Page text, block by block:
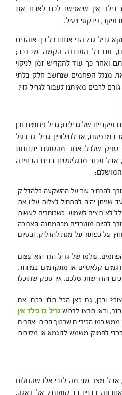
בילד אין שיאפשר לכם לארח את
פרקטי ויעיל.
גז? הרי אנחנו כל כך אוהבים
עם כל העבודה הקשה שבדבר;
ואחר כך עוד להקדיש זמן לניקוי
את מנגל הפחמים שנחשב חלק בלתי
לרבים מאיתנו לעבור לגריל גז?
עיקריים של גרילים; גריל פחמים וכן
במרפסת, או לחילופין גריל גז רגיל
ספק שלכל אחד מהסוגים יתרונות
אבל עבור מנגליסטים רבים הבחירה
המושלם:
להרחיב עוד על ההשקעה בלהדליק
שניתן יהיה להתחיל לצלות עליו את
לא רוצים לשמוע. כשבוחרים לעשות
להיות מוטרדים מההמתנה הארוכה
על כפתור על מנת להדליק, ובסיום
עולמו של גריל הגז הוא עצום
קלאסיים או מתקדמים במיוחד.
והדרישות שלכם, אין ספק שתוכלו
ובכן, גם כאן הכל תלוי בכם. אם
ודאי תרצו לרכושגריל גז בילד אין
כמו הכיריים שבתוך הבית. אחרים
בכדי לחמוק משמש לדוגמא או מסיבות
אבל מצד שני מה לגבי אלו שהחלום
בבניין רב קומות? אל דאגה,